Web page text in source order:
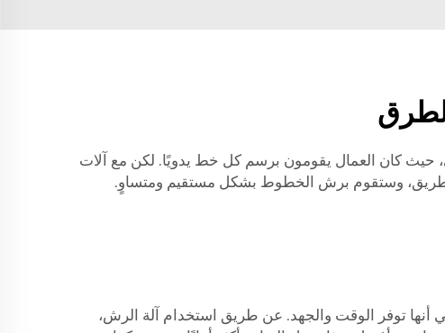
كان العمال يقومون برسم كل خط يدويًا. لكن مع آلات
الطريق، وستقوم برش الخطوط بشكل مستقيم ومتساوٍ.
أنها توفر الوقت والجهد. عن طريق استخدام آلة الرش،